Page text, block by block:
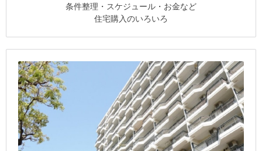
条件整理・スケジュール・お金など
住宅購入のいろいろ